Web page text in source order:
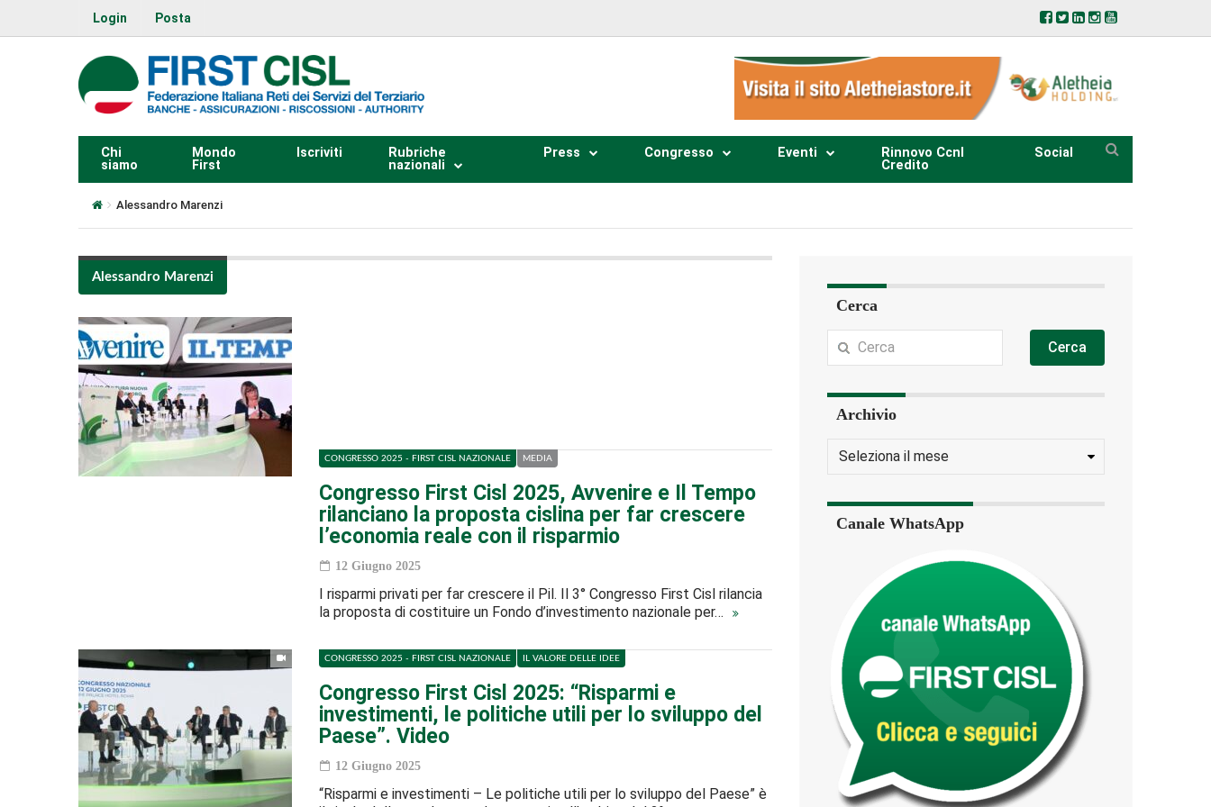
Login Posta
Chi
siamo
Mondo
First
Iscriviti
Rubriche
nazionali
Press Congresso Eventi
Rinnovo Ccnl
Credito
Social
Alessandro Marenzi
Alessandro Marenzi
CONGRESSO 2025 - FIRST CISL NAZIONALE MEDIA
Congresso First Cisl 2025, Avvenire e Il Tempo
rilanciano la proposta cislina per far crescere
l’economia reale con il risparmio
12 Giugno 2025
I risparmi privati per far crescere il Pil. Il 3° Congresso First Cisl rilancia
la proposta di costituire un Fondo d’investimento nazionale per…
CONGRESSO 2025 - FIRST CISL NAZIONALE IL VALORE DELLE IDEE
Congresso First Cisl 2025: “Risparmi e
investimenti, le politiche utili per lo sviluppo del
Paese”. Video
12 Giugno 2025
“Risparmi e investimenti – Le politiche utili per lo sviluppo del Paese” è
Cerca
Cerca
Archivio
Canale WhatsApp